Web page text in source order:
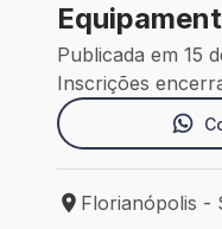
Publicada em 15
Inscrições
Local de
Florianópolis -